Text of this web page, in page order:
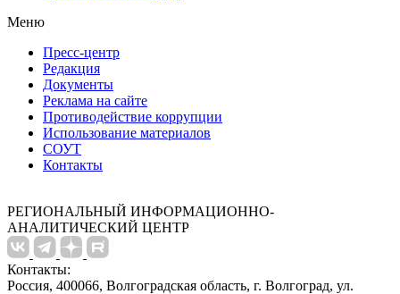
Меню
Пресс-центр
Редакция
Документы
Реклама на сайте
Противодействие коррупции
Использование материалов
СОУТ
Контакты
РЕГИОНАЛЬНЫЙ ИНФОРМАЦИОННО-
АНАЛИТИЧЕСКИЙ ЦЕНТР
Контакты:
Россия, 400066, Волгоградская область, г. Волгоград, ул.